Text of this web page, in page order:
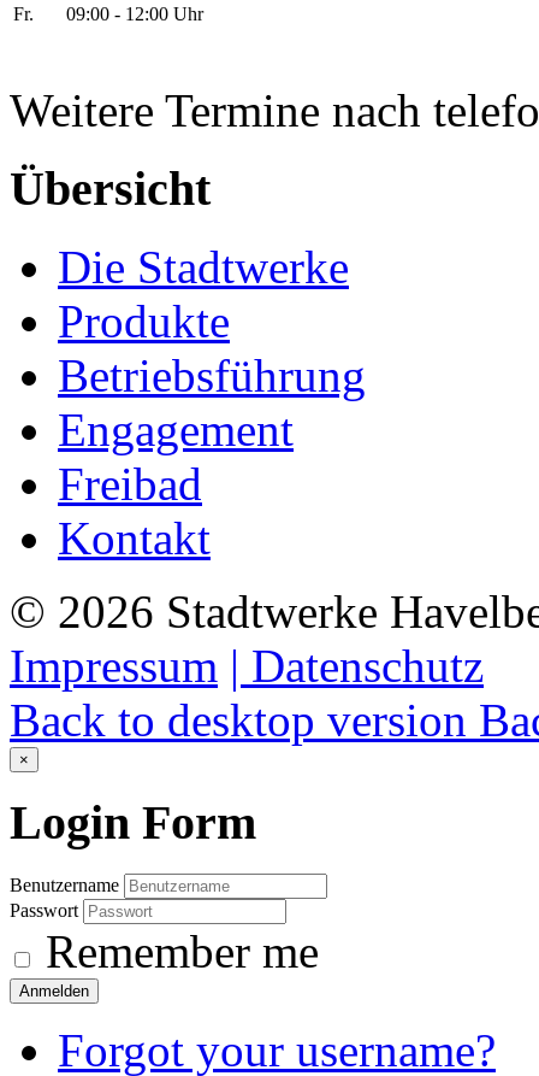
Fr.
09:00 - 12:00 Uhr
Weitere Termine nach
Übersicht
Die Stadtwerke
Produkte
Betriebsführung
Engagement
Freibad
Kontakt
© 2026 Stadtwerke
Impressum | Datenschutz
Back to desktop version
×
Login Form
Benutzername
Passwort
Remember me
Anmelden
Forgot your username?